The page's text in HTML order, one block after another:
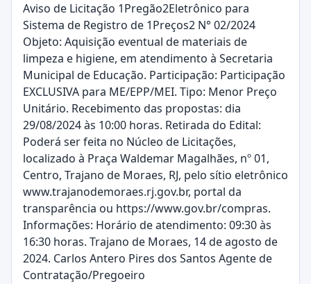
Aviso de Licitação 1Pregão2Eletrônico para
Sistema de Registro de 1Preços2 N° 02/2024
Objeto: Aquisição eventual de materiais de
limpeza e higiene, em atendimento à Secretaria
Municipal de Educação. Participação: Participação
EXCLUSIVA para ME/EPP/MEI. Tipo: Menor Preço
Unitário. Recebimento das propostas: dia
29/08/2024 às 10:00 horas. Retirada do Edital:
Poderá ser feita no Núcleo de Licitações,
localizado à Praça Waldemar Magalhães, nº 01,
Centro, Trajano de Moraes, RJ, pelo sítio eletrônico
www.trajanodemoraes.rj.gov.br, portal da
transparência ou https://www.gov.br/compras.
Informações: Horário de atendimento: 09:30 às
16:30 horas. Trajano de Moraes, 14 de agosto de
2024. Carlos Antero Pires dos Santos Agente de
Contratação/Pregoeiro